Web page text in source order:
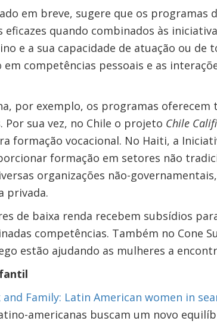
em breve, sugere que os programas
eficazes quando combinados às
e a sua capacidade de atuação ou de
competências pessoais e as
por exemplo, os programas
sua vez, no Chile o projeto Chile
formação vocacional. No Haiti, a
formação em setores não
organizações não-
privada.
de baixa renda recebem subsídios
competências. Também no Cone
estão ajudando as mulheres a
and Family: Latin American women in
americanas buscam um novo